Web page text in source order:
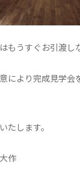
もうすぐお引渡し
により完成見学会
たします。
作